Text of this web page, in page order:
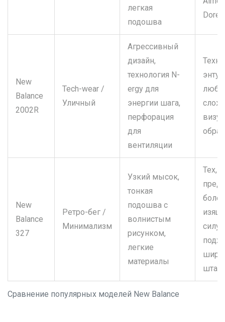
Сравнение популярных моделей New Balance
легкая
подошва
Dore)
New
Balance
2002R
Tech-wear /
Уличный
Агрессивный
дизайн,
технология N-
ergy для
энергии шага,
перфорация
для
вентиляции
New
Balance
327
Ретро-бег /
Минимализм
Узкий мысок,
тонкая
подошва с
волнистым
рисунком,
легкие
материалы
Тех,
более